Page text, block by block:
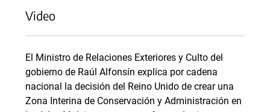
Video
El Ministro de Relaciones Exteriores y Culto del
gobierno de Raúl Alfonsín explica por cadena
nacional la decisión del Reino Unido de crear una
Zona Interina de Conservación y Administración en